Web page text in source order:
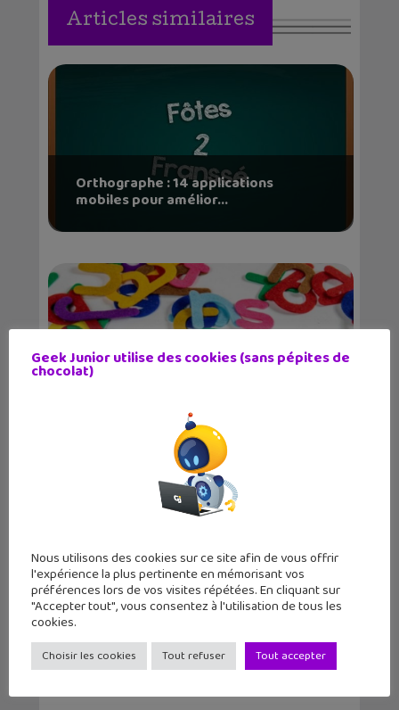
Articles similaires
Orthographe : 14 applications
mobiles pour amélior...
MerciApp, un correcteur
d’orthographe et de gramma...
10 solutions pour devenir un Jedi de
l’orthographe...
Geek Junior utilise des cookies (sans pépites de
chocolat)
Nous utilisons des cookies sur ce site afin de vous offrir
l'expérience la plus pertinente en mémorisant vos
préférences lors de vos visites répétées. En cliquant sur
"Accepter tout", vous consentez à l'utilisation de tous les
cookies.
Choisir les cookies Tout refuser Tout accepter